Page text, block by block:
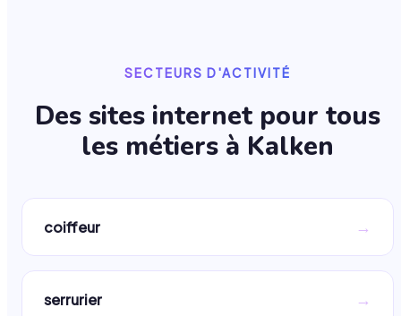
SECTEURS D'ACTIVITÉ
Des sites internet pour tous
les métiers à Kalken
coiffeur →
serrurier →